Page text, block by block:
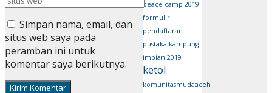
peace camp 2019
formulir
pendaftaran
pustaka kampung
impian 2019
ketol
komunitasmudaaceh
Simpan nama, email, dan
situs web saya pada
peramban ini untuk
komentar saya berikutnya.